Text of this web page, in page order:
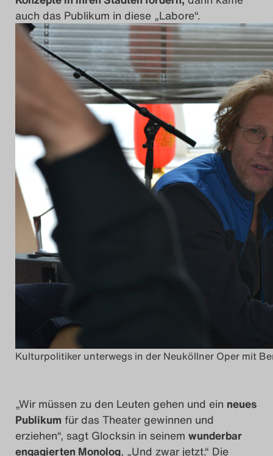
auch das Publikum in diese „Labore“.
Kulturpolitiker unterwegs in der Neuköllner Oper mit
„Wir müssen zu den Leuten gehen und ein neues
Publikum für das Theater gewinnen und
erziehen“, sagt Glocksin in seinem wunderbar
engagierten Monolog, „Und zwar jetzt.“ Die